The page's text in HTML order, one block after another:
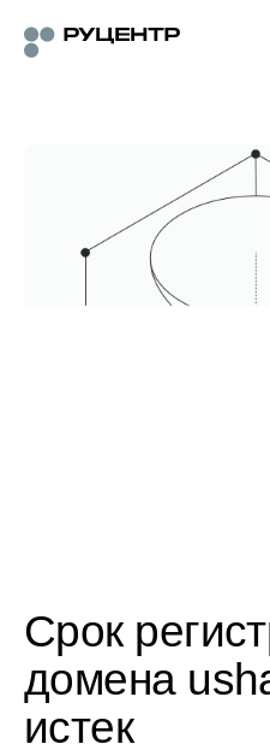
Срок
домена
истек